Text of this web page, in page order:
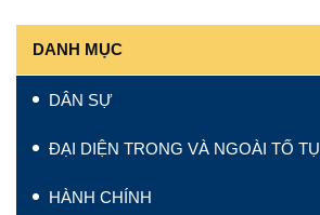
DANH MỤC
DÂN SỰ
ĐẠI DIỆN TRONG VÀ NGOÀI TỐ
HÀNH CHÍNH